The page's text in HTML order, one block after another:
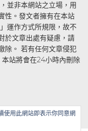
並非本網站之立場，用
性。發文者擁有在本站
運作方式所規限，故不
於文章出處有疑慮，請
除。 若有任何文章侵犯
站將會在24小時內刪除
用此網站即表示你同意網